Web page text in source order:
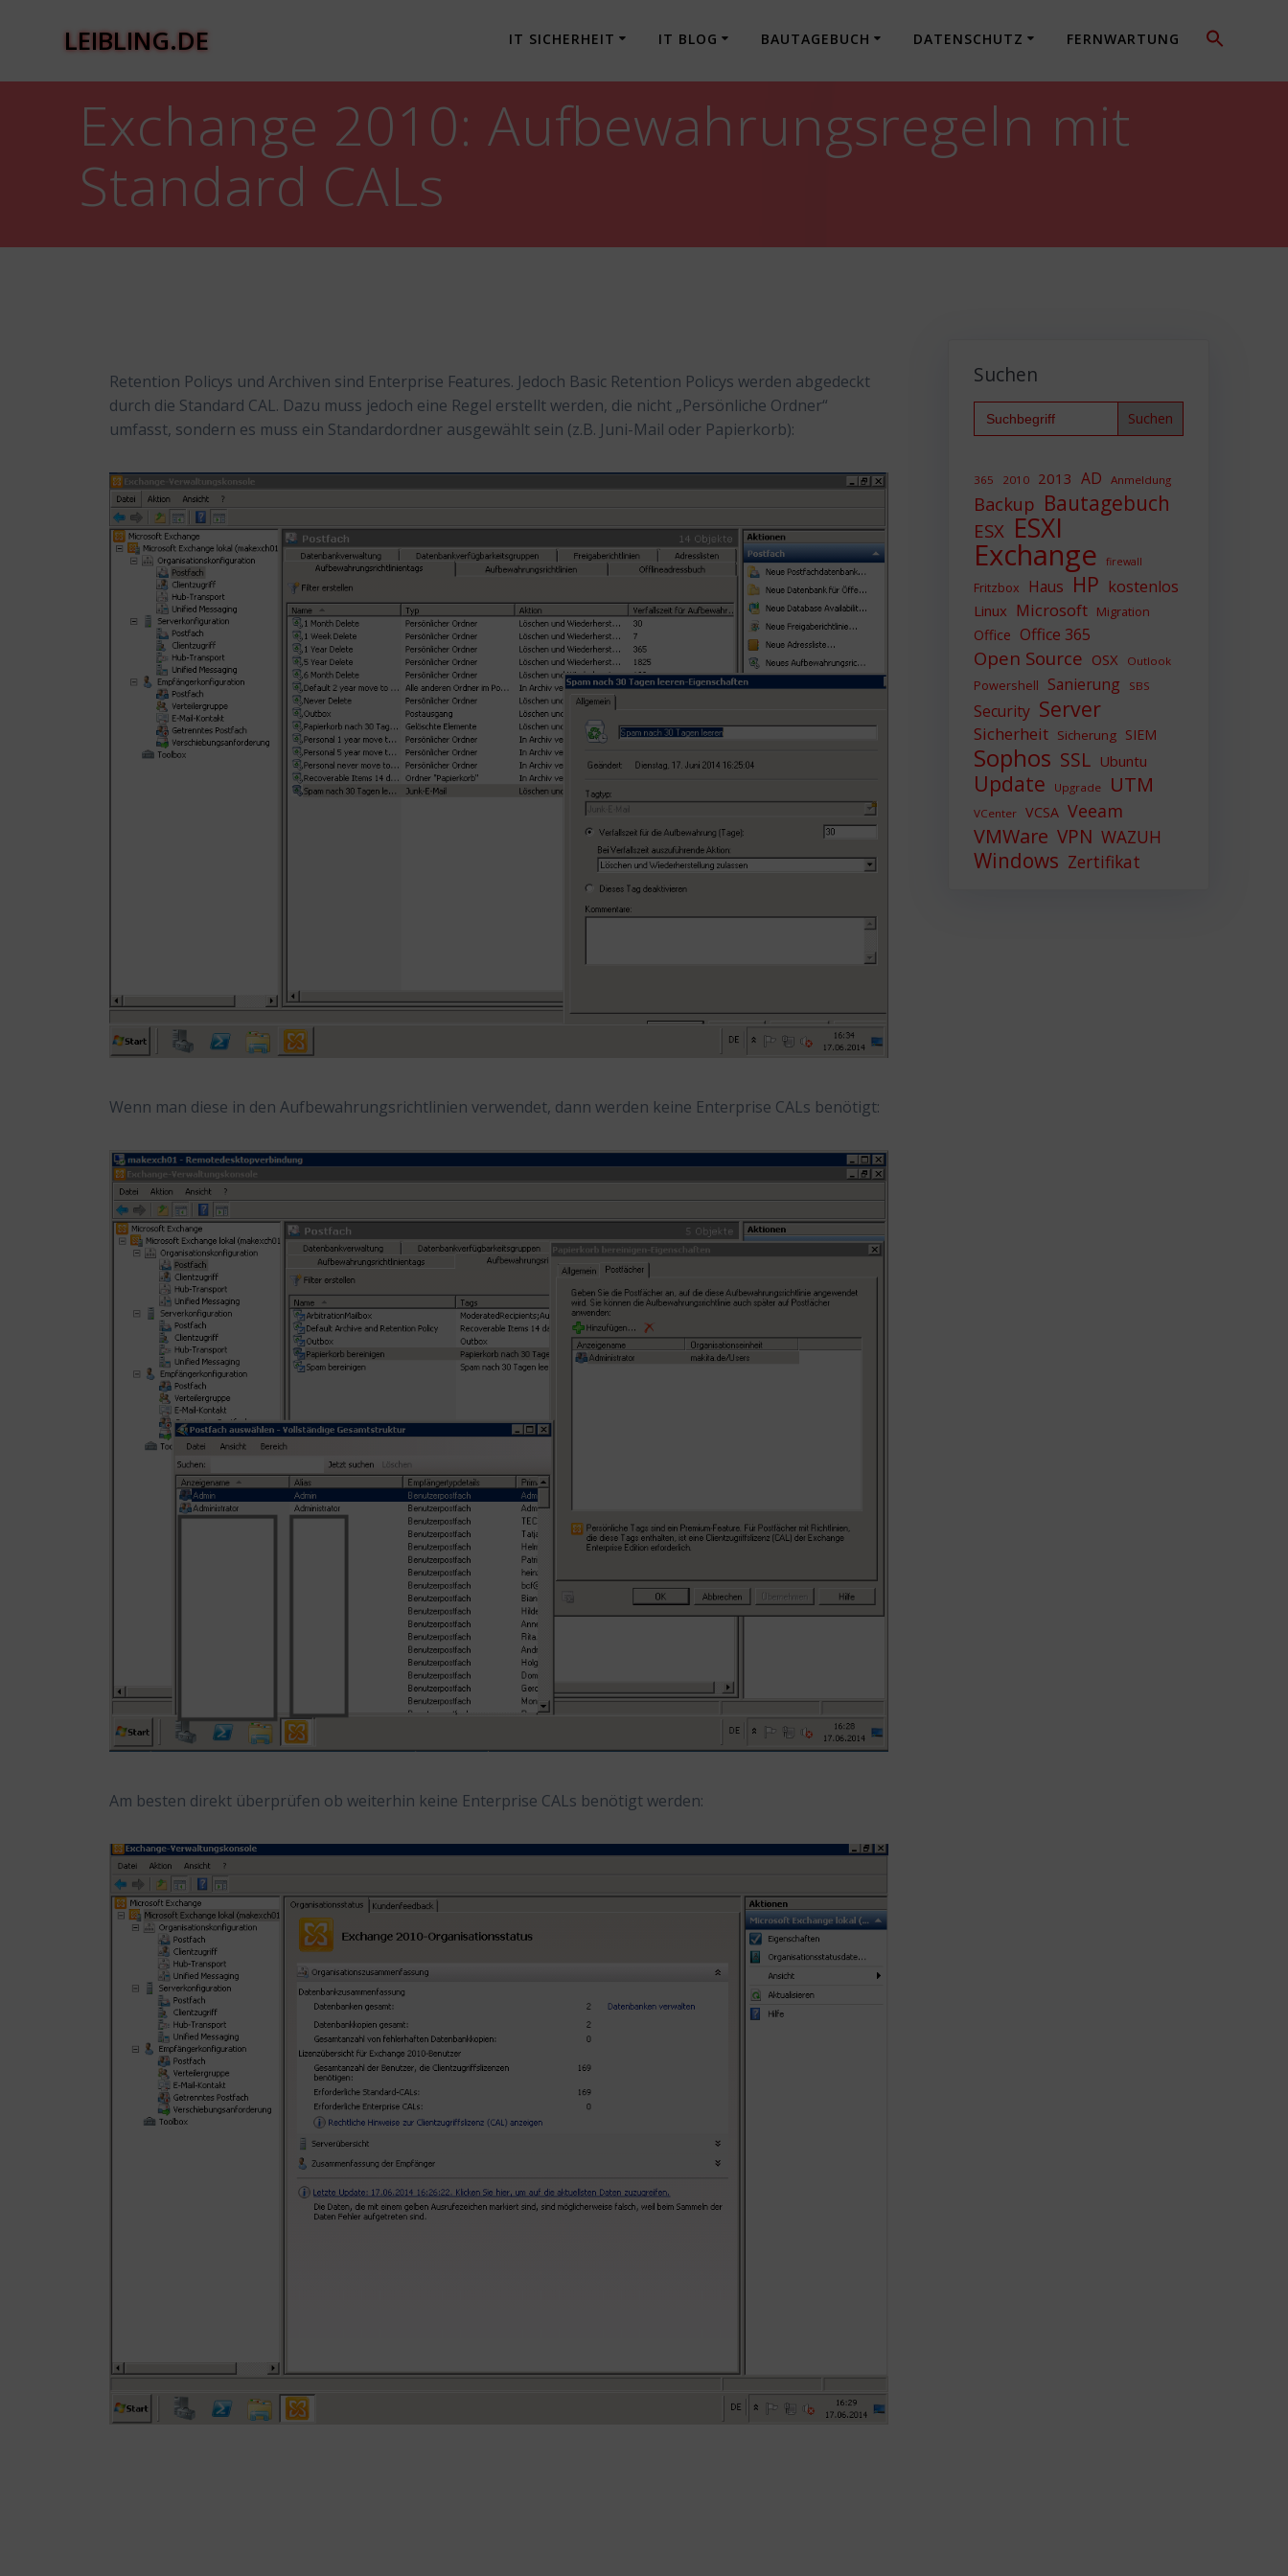
LEIBLING.DE IT SICHERHEIT IT BLOG BAUTAGEBUCH DATENSCHUTZ FERNWARTUNG
Exchange 2010: Aufbewahrungsregeln mit
Standard CALs
Retention Policys und Archiven sind Enterprise Features. Jedoch Basic Retention Policys werden abgedeckt
durch die Standard CAL. Dazu muss jedoch eine Regel erstellt werden, die nicht „Persönliche Ordner“
umfasst, sondern es muss ein Standardordner ausgewählt sein (z.B. Juni-Mail oder Papierkorb):
Wenn man diese in den Aufbewahrungsrichtlinien verwendet, dann werden keine Enterprise CALs benötigt:
Am besten direkt überprüfen ob weiterhin keine Enterprise CALs benötigt werden:
Suchen
Search
for:
365 2010 2013 AD Anmeldung
Backup Bautagebuch
ESX ESXI
Exchange firewall
Fritzbox Haus HP kostenlos
Linux Microsoft Migration
Office Office 365
Open Source OSX Outlook
Powershell Sanierung SBS
Security Server
Sicherheit Sicherung SIEM
Sophos SSL Ubuntu
Update Upgrade UTM
VCenter VCSA Veeam
VMWare VPN WAZUH
Windows Zertifikat